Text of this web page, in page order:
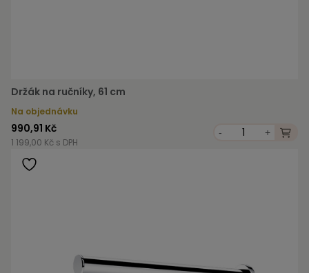
Držák na ručníky, 61 cm
Na objednávku
990,91 Kč
1 199,00 Kč s DPH
- +